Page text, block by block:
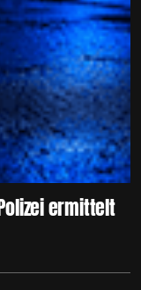
ermittelt